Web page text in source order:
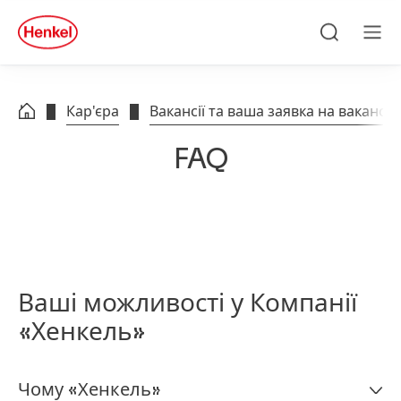
Skip to footer
quick
search
Кар'єра Вакансії та ваша заявка на вакансію
FAQ
Ваші можливості у Компанії
«Хенкель»
Чому «Хенкель»